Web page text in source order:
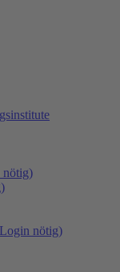
nötig)
nötig)